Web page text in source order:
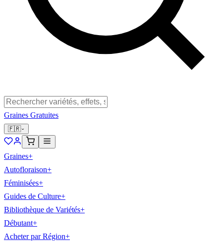
Graines Gratuites
🇫🇷
Graines+
Autofloraison+
Féminisées+
Guides de Culture+
Bibliothèque de Variétés+
Débutant+
Acheter par Région+